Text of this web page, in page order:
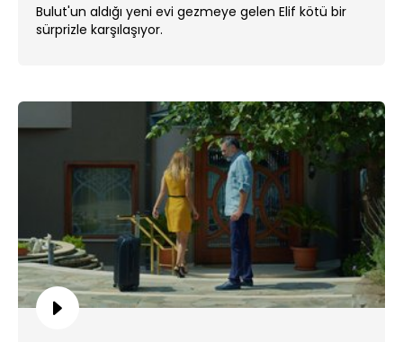
Bulut'un aldığı yeni evi gezmeye gelen Elif kötü bir
sürprizle karşılaşıyor.